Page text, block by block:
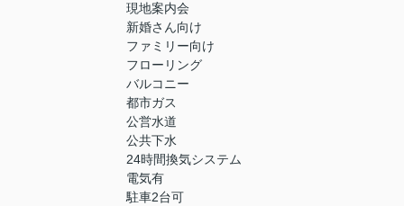
現地案内会
新婚さん向け
ファミリー向け
フローリング
バルコニー
都市ガス
公営水道
公共下水
24時間換気システム
電気有
駐車2台可